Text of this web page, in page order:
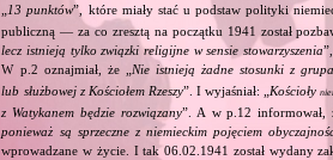
13 punktów”, które miały stać u podstaw polityki
publiczną — za co zresztą na początku 1941 został
lecz istnieją tylko związki religijne w sensie stowarzyszenia
W p.2 oznajmiał, że „ Nie istnieją żadne stosunki z
lub służbowej z Kościołem Rzeszy”. I wyjaśniał: „ Kościoły
z Watykanem będzie rozwiązany”. A w p.12 informował,
ponieważ są sprzeczne z niemieckim pojęciem
wprowadzane w życie. I tak 06.02.1941 został wydany